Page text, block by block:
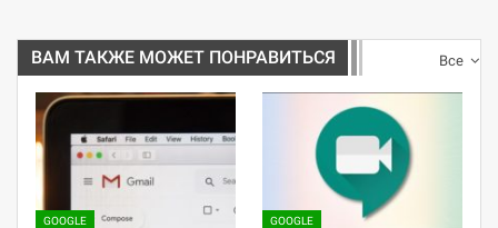
Все
ВАМ ТАКЖЕ МОЖЕТ ПОНРАВИТЬСЯ
GOOGLE GOOGLE